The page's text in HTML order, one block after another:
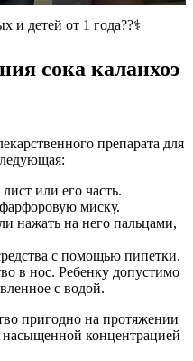
и детей от 1 года??‍⚕️
сока каланхоэ
препарата для
или его часть.
миску.
нажать на него пальцами,
с помощью пипетки.
в нос. Ребенку допустимо
с водой.
пригодно на протяжении
насыщенной концентрацией